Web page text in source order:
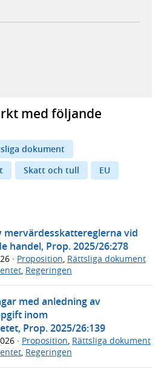
i ny flik, extern webbplats,
extern webbplats,
i ny flik, extern webbplats,
e-postklient,
med följande
dokument
Skatt och tull EU
mervärdesskattereglerna vid
handel, Prop. 2025/26:278
· Proposition Rättsliga dokument
Regeringen
med anledning av
inom
Prop. 2025/26:139
· Proposition, Rättsliga dokument
, Regeringen